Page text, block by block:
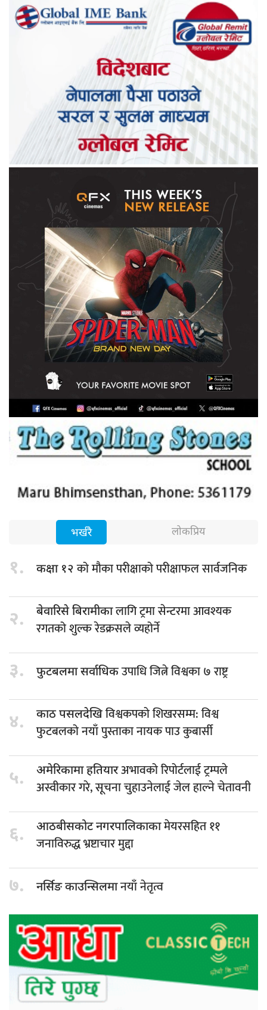
भर्खरै लोकप्रिय
१. कक्षा १२को मौका परीक्षाको परीक्षाफल सार्वजनिक
२. बेवारिसे बिरामीकालागि ट्रमा सेन्टरमा आवश्यक
रगतको शुल्क रेडक्रसले व्यहोर्ने
३. फुटबलमा सर्वाधिकउपाधि जित्ने विश्वका ७ राष्ट्र
४. काठ पसलदेखिविश्वकपको शिखरसम्म: विश्व
फुटबलको नयाँ पुस्ताका नायक पाउ कुबार्सी
५. अमेरिकामा हतियारअभावको रिपोर्टलाई ट्रम्पले
अस्वीकार गरे, सूचना चुहाउनेलाई जेल हाल्ने चेतावनी
६. आठबीसकोट नगरपालिकाकामेयरसहित ११
जनाविरुद्ध भ्रष्टाचार मुद्दा
७. नर्सिङ काउन्सिलमानयाँ नेतृत्व